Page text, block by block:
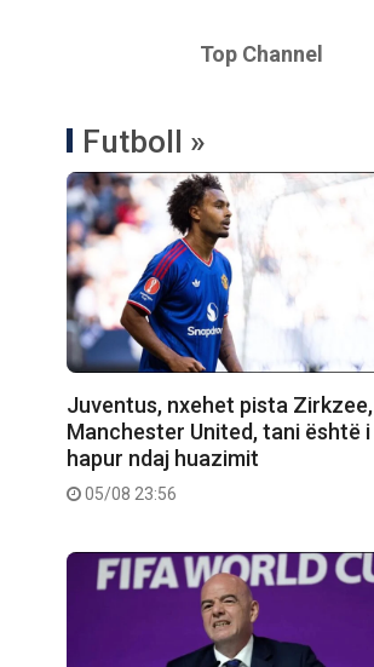
Top Channel
Futboll »
Juventus, nxehet pista Zirkzee,
Manchester United, tani është i
hapur ndaj huazimit
05/08 23:56